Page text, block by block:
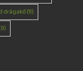
drágakő(11)